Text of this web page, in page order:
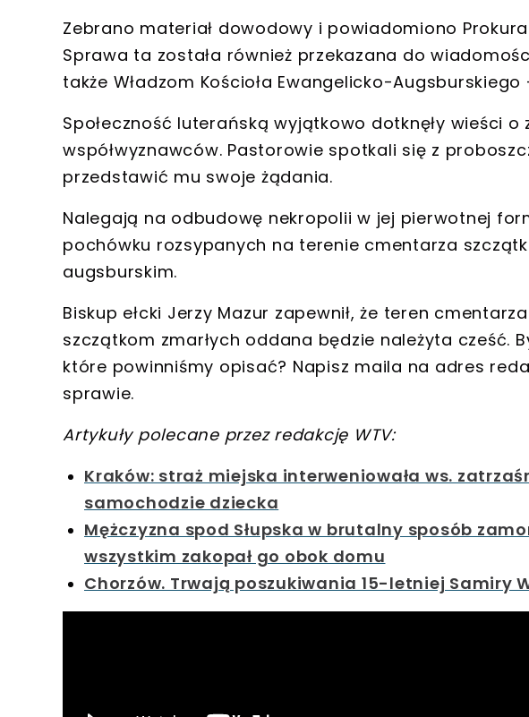
Zebrano materiał dowodowy i powiadomiono
Sprawa ta została również przekazana do
także Władzom Kościoła Ewangelicko-Augsburskiego
Społeczność luterańską wyjątkowo dotknęły wieści
współwyznawców. Pastorowie spotkali się z
przedstawić mu swoje żądania.
Nalegają na odbudowę nekropolii w jej pierwotnej
pochówku rozsypanych na terenie cmentarza
augsburskim.
Biskup ełcki Jerzy Mazur zapewnił, że teren
szczątkom zmarłych oddana będzie należyta cześć.
które powinniśmy opisać? Napisz maila na adres
sprawie.
Artykuły polecane przez redakcję WTV:
Kraków: straż miejska interweniowała ws.
samochodzie dziecka
Mężczyzna spod Słupska w brutalny sposób
wszystkim zakopał go obok domu
Chorzów. Trwają poszukiwania 15-letniej Samiry